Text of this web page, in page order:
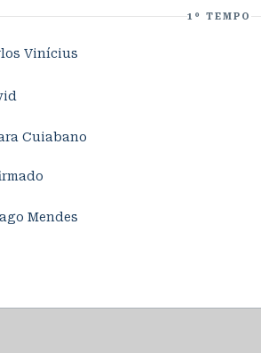
1º TEMPO
Vinícius
Cuiabano
Mendes